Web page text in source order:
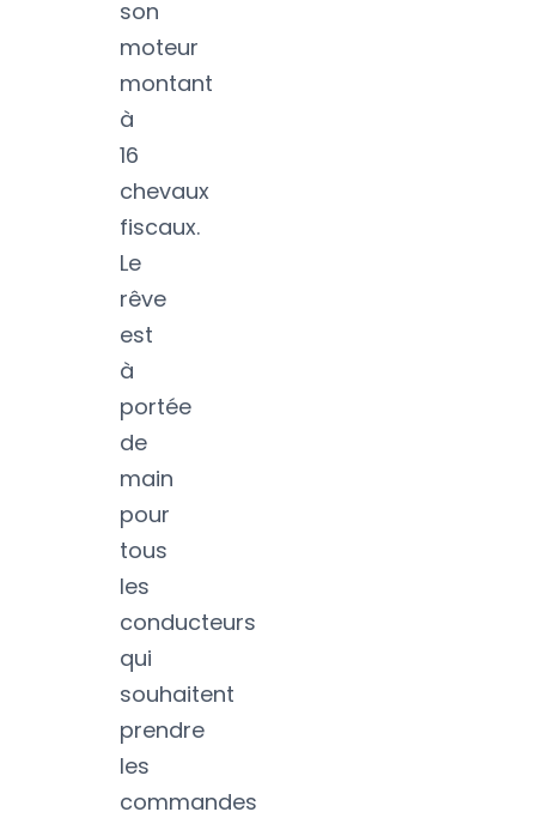
son
moteur
montant
à
16
chevaux
fiscaux.
Le
rêve
est
à
portée
de
main
pour
tous
les
conducteurs
qui
souhaitent
prendre
les
commandes